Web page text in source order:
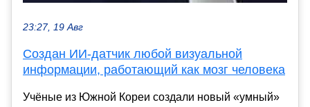
23:27, 19 Авг
Создан ИИ-датчик любой визуальной
информации, работающий как мозг человека
Учёные из Южной Кореи создали новый «умный»